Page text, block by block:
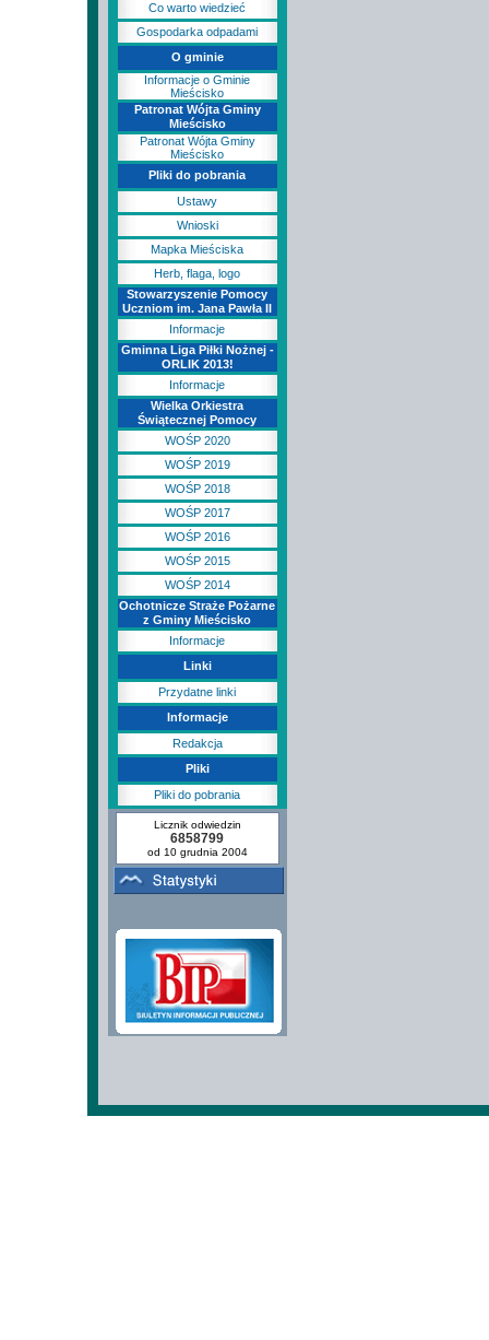
Co warto wiedzieć
Gospodarka odpadami
O gminie
Informacje o Gminie
Mieścisko
Patronat Wójta Gminy
Mieścisko
Patronat Wójta Gminy
Mieścisko
Pliki do pobrania
Ustawy
Wnioski
Mapka Mieściska
Herb, flaga, logo
Stowarzyszenie Pomocy
Uczniom im. Jana Pawła II
Informacje
Gminna Liga Piłki Nożnej -
ORLIK 2013!
Informacje
Wielka Orkiestra
Świątecznej Pomocy
WOŚP 2020
WOŚP 2019
WOŚP 2018
WOŚP 2017
WOŚP 2016
WOŚP 2015
WOŚP 2014
Ochotnicze Straże Pożarne
z Gminy Mieścisko
Informacje
Linki
Przydatne linki
Informacje
Redakcja
Pliki
Pliki do pobrania
Licznik odwiedzin
6858799
od 10 grudnia 2004